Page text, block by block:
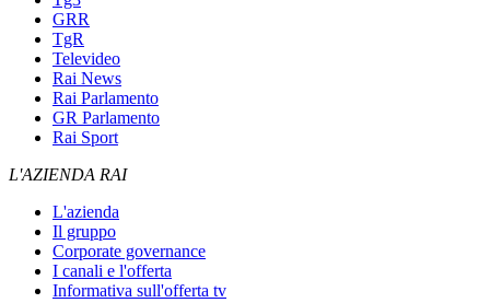
GRR
TgR
Televideo
Rai News
Rai Parlamento
GR Parlamento
Rai Sport
L'AZIENDA RAI
L'azienda
Il gruppo
Corporate governance
I canali e l'offerta
Informativa sull'offerta tv